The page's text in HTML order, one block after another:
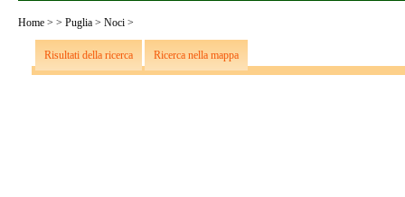
Home > > Puglia > Noci >
Risultati della ricerca Ricerca nella mappa